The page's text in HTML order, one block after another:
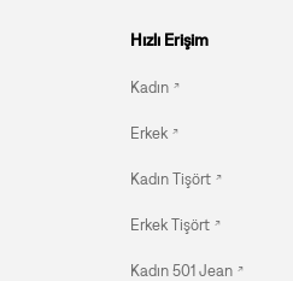
Hızlı Erişim
Kadın
Erkek
Kadın Tişört
Erkek Tişört
Kadın 501 Jean